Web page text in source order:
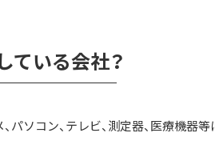
ている会社？
パソコン、テレビ、測定器、医療機器